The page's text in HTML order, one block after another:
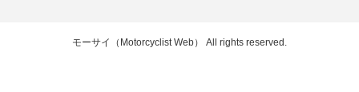
モーサイ（Motorcyclist Web） All rights reserved.